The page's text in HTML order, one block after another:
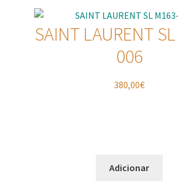
SAINT LAURENT
006
380,00€
Adicionar